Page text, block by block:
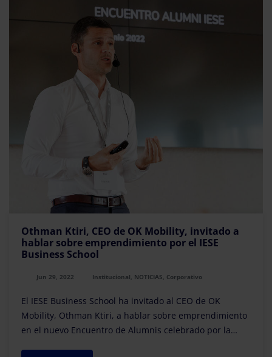
Othman Ktiri, CEO de OK Mobility, invitado a
hablar sobre emprendimiento por el IESE
Business School
Jun 29, 2022 Institucional, NOTICIAS, Corporativo
El IESE Business School ha invitado al CEO de OK
Mobility, Othman Ktiri, a hablar sobre emprendimiento
en el nuevo Encuentro de Alumnis celebrado por la